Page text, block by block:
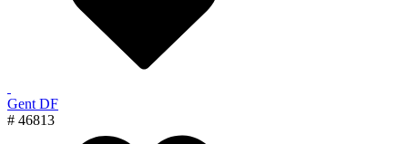
Gent DF
# 46813